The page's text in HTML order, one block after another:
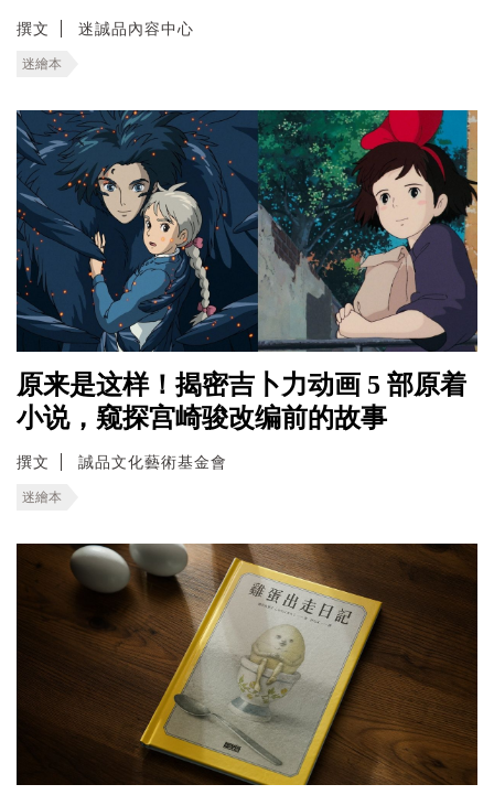
撰文 迷誠品內容中心
迷繪本
原来是这样！揭密吉卜力动画 5 部原着
小说，窥探宫崎骏改编前的故事
撰文 誠品文化藝術基金會
迷繪本